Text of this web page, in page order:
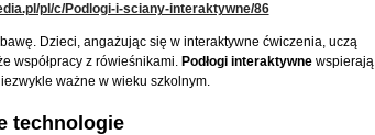
pl/c/Podlogi-i-sciany-interaktywne/86
Dzieci, angażując się w interaktywne ćwiczenia, uczą
współpracy z rówieśnikami. Podłogi interaktywnewspierają
ważne w wieku szkolnym.
technologie